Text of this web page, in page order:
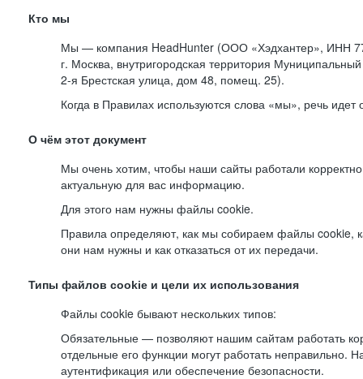
Кто мы
Мы — компания HeadHunter (ООО «Хэдхантер», ИНН
г. Москва, внутригородская территория Муниципальный
2-я Брестская улица, дом 48, помещ. 25).
Когда в Правилах используются слова «мы», речь
О чём этот документ
Мы очень хотим, чтобы наши сайты работали
актуальную для вас информацию.
Для этого нам нужны файлы cookie.
Правила определяют, как мы собираем файлы cookie,
они нам нужны и как отказаться от их передачи.
Типы файлов cookie и цели их использования
Файлы cookie бывают нескольких типов:
Обязательные — позволяют нашим сайтам работать
отдельные его функции могут работать неправильно.
аутентификация или обеспечение безопасности.